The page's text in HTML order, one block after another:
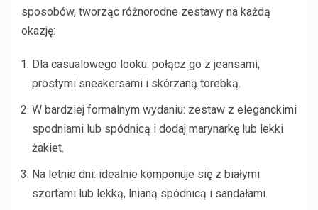
sposobów, tworząc różnorodne zestawy na każdą
okazję:
Dla casualowego looku: połącz go z jeansami,
prostymi sneakersami i skórzaną torebką.
W bardziej formalnym wydaniu: zestaw z eleganckimi
spodniami lub spódnicą i dodaj marynarkę lub lekki
żakiet.
Na letnie dni: idealnie komponuje się z białymi
szortami lub lekką, lnianą spódnicą i sandałami.